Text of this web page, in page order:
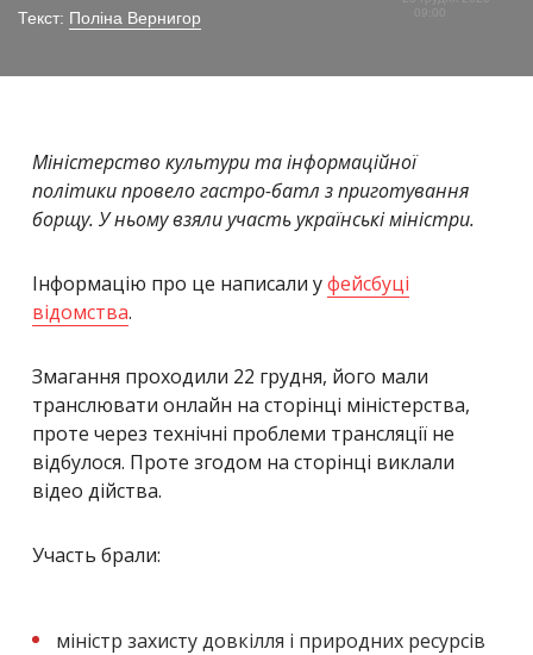
Текст: Поліна Вернигор
09:00
Міністерство культури та інформаційної
політики провело гастро-батл з приготування
борщу. У ньому взяли участь українські міністри.
Інформацію про це написали уфейсбуці
відомства.
Змагання проходили 22 грудня, його мали
транслювати онлайн на сторінці міністерства,
проте через технічні проблеми трансляції не
відбулося. Проте згодом на сторінці виклали
відео дійства.
Участь брали:
міністр захисту довкілля і природних ресурсів